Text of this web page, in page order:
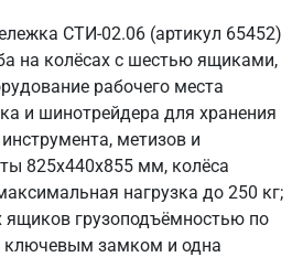
СТИ-02.06 (артикул 65452)
на колёсах с шестью ящиками,
рабочего места
и шинотрейдера для хранения
метизов и
825x440x855 мм, колёса
нагрузка до 250 кг;
грузоподъёмностью по
ключевым замком и одна